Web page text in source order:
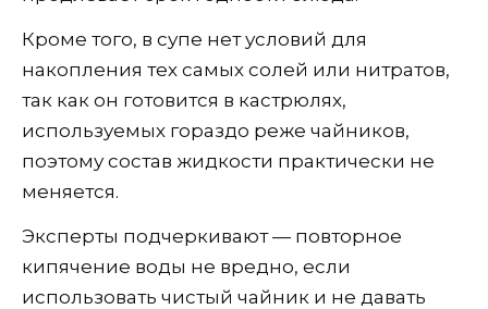
Кроме того, в супе нет условий для
накопления тех самых солей или нитратов,
так как он готовится в кастрюлях,
используемых гораздо реже чайников,
поэтому состав жидкости практически не
меняется.
Эксперты подчеркивают — повторное
кипячение воды не вредно, если
использовать чистый чайник и не давать